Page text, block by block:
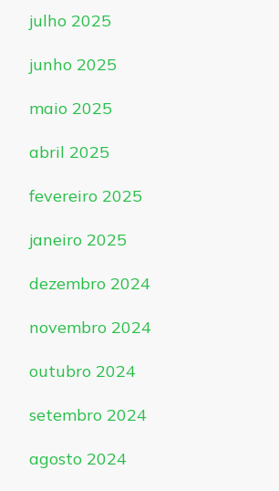
julho 2025
junho 2025
maio 2025
abril 2025
fevereiro 2025
janeiro 2025
dezembro 2024
novembro 2024
outubro 2024
setembro 2024
agosto 2024